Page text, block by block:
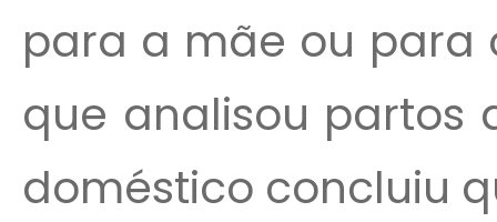
para a mãe ou para
que analisou partos
doméstico concluiu